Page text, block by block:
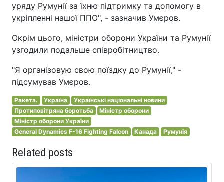
уряду Румунії за їхню підтримку та допомогу в
укріпленні нашої ППО", - зазначив Умєров.
Окрім цього, міністри оборони України та Румунії
узгодили подальше співробітництво.
"Я організовую свою поїздку до Румунії," -
підсумував Умєров.
Ракета. Україна
Українські національні новини
Протиповітряна боротьба
Міністр оборони
Міністр оборони України
General Dynamics F-16 Fighting Falcon
Канада Румунія
Related posts